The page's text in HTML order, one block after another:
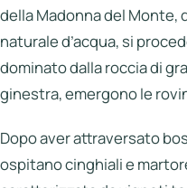
della Madonna del Monte,
naturale d’acqua, si
dominato dalla roccia di
ginestra, emergono le
Dopo aver attraversato
ospitano cinghiali e